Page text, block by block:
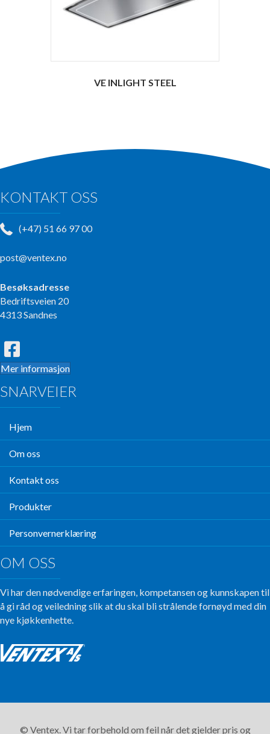
VE INLIGHT STEEL
KONTAKT OSS
(+47) 51 66 97 00
post@ventex.no
Besøksadresse
Bedriftsveien 20
4313 Sandnes
Mer informasjon
SNARVEIER
Hjem
Om oss
Kontakt oss
Produkter
Personvernerklæring
OM OSS
Vi har den nødvendige erfaringen, kompetansen og kunnskapen til
å gi råd og veiledning slik at du skal bli strålende fornøyd med din
nye kjøkkenhette.
© Ventex. Vi tar forbehold om feil når det gjelder pris og